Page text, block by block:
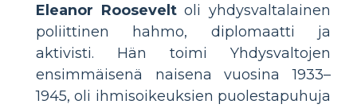
Eleanor Rooseveltoli yhdysvaltalainen
poliittinen hahmo, diplomaatti ja
aktivisti. Hän toimi Yhdysvaltojen
ensimmäisenä naisena vuosina 1933–
1945, oli ihmisoikeuksien puolestapuhuja